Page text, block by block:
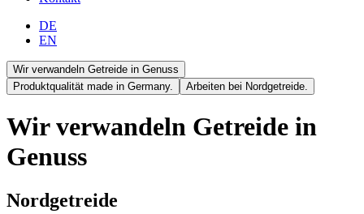
DE
EN
Wir verwandeln Getreide in Genuss
Produktqualität made in Germany.
Arbeiten bei Nordgetreide.
Wir verwandeln Getreide in
Genuss
Nordgetreide